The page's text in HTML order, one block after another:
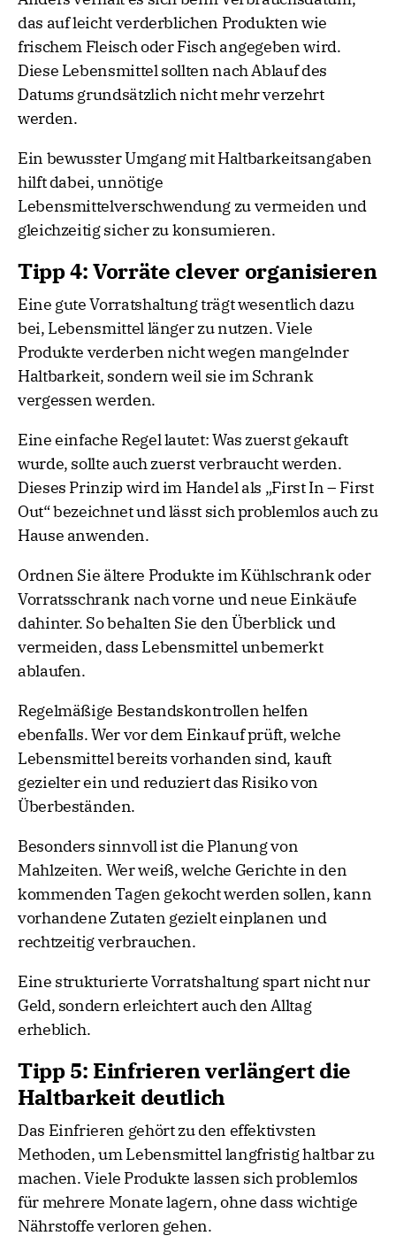
das auf leicht verderblichen Produkten wie
frischem Fleisch oder Fisch angegeben wird.
Diese Lebensmittel sollten nach Ablauf des
Datums grundsätzlich nicht mehr verzehrt
werden.
Ein bewusster Umgang mit Haltbarkeitsangaben
hilft dabei, unnötige
Lebensmittelverschwendung zu vermeiden und
gleichzeitig sicher zu konsumieren.
Tipp 4: Vorräte clever organisieren
Eine gute Vorratshaltung trägt wesentlich dazu
bei, Lebensmittel länger zu nutzen. Viele
Produkte verderben nicht wegen mangelnder
Haltbarkeit, sondern weil sie im Schrank
vergessen werden.
Eine einfache Regel lautet: Was zuerst gekauft
wurde, sollte auch zuerst verbraucht werden.
Dieses Prinzip wird im Handel als „First In – First
Out“ bezeichnet und lässt sich problemlos auch zu
Hause anwenden.
Ordnen Sie ältere Produkte im Kühlschrank oder
Vorratsschrank nach vorne und neue Einkäufe
dahinter. So behalten Sie den Überblick und
vermeiden, dass Lebensmittel unbemerkt
ablaufen.
Regelmäßige Bestandskontrollen helfen
ebenfalls. Wer vor dem Einkauf prüft, welche
Lebensmittel bereits vorhanden sind, kauft
gezielter ein und reduziert das Risiko von
Überbeständen.
Besonders sinnvoll ist die Planung von
Mahlzeiten. Wer weiß, welche Gerichte in den
kommenden Tagen gekocht werden sollen, kann
vorhandene Zutaten gezielt einplanen und
rechtzeitig verbrauchen.
Eine strukturierte Vorratshaltung spart nicht nur
Geld, sondern erleichtert auch den Alltag
erheblich.
Tipp 5: Einfrieren verlängert die
Haltbarkeit deutlich
Das Einfrieren gehört zu den effektivsten
Methoden, um Lebensmittel langfristig haltbar zu
machen. Viele Produkte lassen sich problemlos
für mehrere Monate lagern, ohne dass wichtige
Nährstoffe verloren gehen.